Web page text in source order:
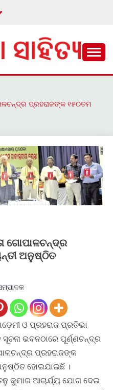
ପ୍ରହରାଜଙ୍କ ୧୫୦ତମ
ଗୋପାଳଚନ୍ଦ୍ର
ଅନୁଷ୍ଠିତ
ଓ ପ୍ରହରାଜ ପ୍ରତିଭା
ଭବନଠାରେ ପୂର୍ଣ୍ଣଚନ୍ଦ୍ର
ପ୍ରହରାଜଙ୍କ
ହୋଇଯାଇଛି ।
କୁମାର ଆଚାର୍ଯ୍ୟ ଯୋଗ ଦେଇ